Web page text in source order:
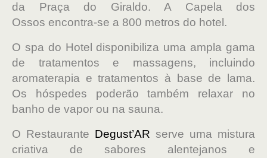
da Praça do Giraldo. A Capela dos
Ossos encontra-se a 800 metros do hotel.
O spa do Hotel disponibiliza uma ampla gama
de tratamentos e massagens, incluindo
aromaterapia e tratamentos à base de lama.
Os hóspedes poderão também relaxar no
banho de vapor ou na sauna.
O Restaurante Degust’AR serve uma mistura
criativa de sabores alentejanos e